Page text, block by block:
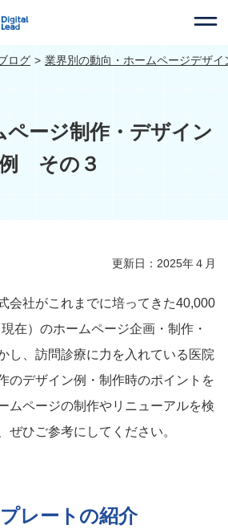
ログ 業界別の動向・ホームページデザイ
ページ制作・デザイン
その３
更新日：2025年４月
会社がこれまでに培ってきた40,000
在）のホームページ企画・制作・
し、訪問診療に力を入れている医院
のデザイン例・制作時のポイントを
ムページの制作やリニューアルを検
ぜひご参考にしてください。
レートの紹介